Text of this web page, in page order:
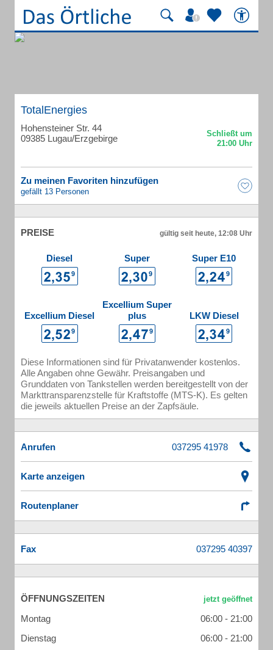
TotalEnergies
Hohensteiner Str. 44
09385 Lugau/Erzgebirge
Zu meinen Favoriten hinzufügen
gefällt 13 Personen
PREISE gültig seit heute, 12:08 Uhr
Diesel Super Super E10
Excellium Diesel
Excellium Super
plus
LKW Diesel
Diese Informationen sind für Privatanwender kostenlos.
Alle Angaben ohne Gewähr. Preisangaben und
Grunddaten von Tankstellen werden bereitgestellt von der
Markttransparenzstelle für Kraftstoffe (MTS-K). Es gelten
die jeweils aktuellen Preise an der Zapfsäule.
Anrufen
Karte anzeigen
Routenplaner
Fax
ÖFFNUNGSZEITEN
Montag
06:00 - 21:00
Dienstag
06:00 - 21:00